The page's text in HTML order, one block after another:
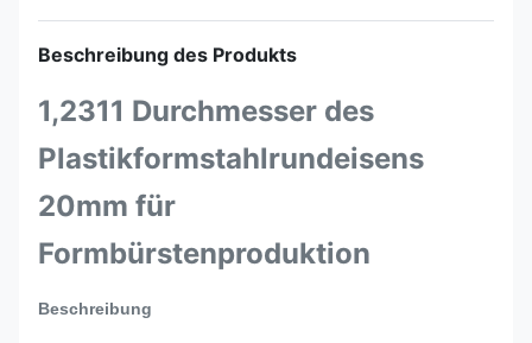
Beschreibung des Produkts
1,2311 Durchmesser des
Plastikformstahlrundeisens
20mm für
Formbürstenproduktion
Beschreibung